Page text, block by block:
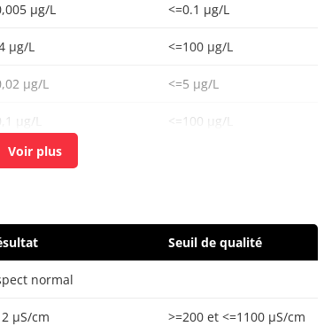
µg/L <=0.1 µg/L
µg/L <=100 µg/L
µg/L <=5 µg/L
µg/L <=100 µg/L
µg/L
Seuil de qualité
normal
µS/cm >=200 et <=1100 µS/cm